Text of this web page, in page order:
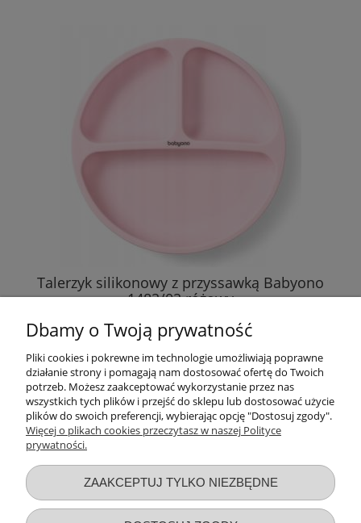
Talerzyk silikonowy z przyssawką Babyono
1482/02 różowy
17,76 zł
DO KOSZYKA
Dbamy o Twoją prywatność
Pliki cookies i pokrewne im technologie umożliwiają poprawne
działanie strony i pomagają nam dostosować ofertę do Twoich
potrzeb. Możesz zaakceptować wykorzystanie przez nas
wszystkich tych plików i przejść do sklepu lub dostosować użycie
plików do swoich preferencji, wybierając opcję "Dostosuj zgody".
Więcej o plikach cookies przeczytasz w naszej Polityce
prywatności.
ZAAKCEPTUJ TYLKO NIEZBĘDNE